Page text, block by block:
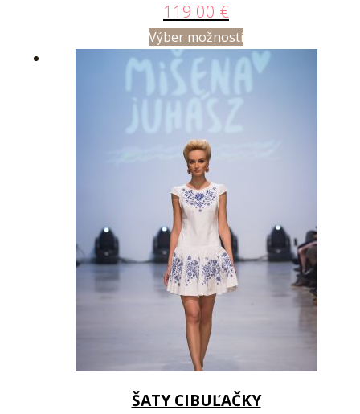
119.00 €
Výber možností
ŠATY CIBUĽAČKY